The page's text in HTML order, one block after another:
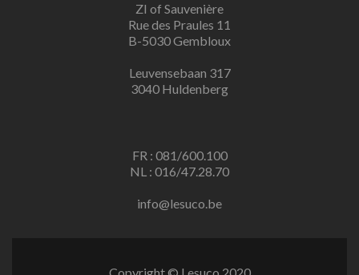
ZI of Sauvenière
Rue des Praules 11
B-5030 Gembloux
Leuvensebaan 317
3040 Huldenberg
FR : 081/600.100
NL : 016/47.28.70
info@lesuco.be